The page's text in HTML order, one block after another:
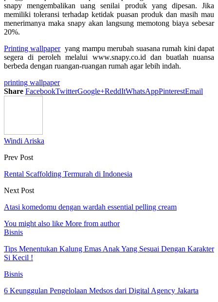
snapy mengembalikan uang senilai produk yang dipesan. Jika
memiliki toleransi terhadap ketidak puasan produk dan masih mau
menerimanya maka snapy akan langsung memotong biaya sebesar
20%.
Printing wallpaperyang mampu merubah suasana rumah kini dapat
segera di peroleh melalui www.snapy.co.id dan buatlah nuansa
berbeda dengan ruangan-ruangan rumah agar lebih indah.
printing wallpaper
Share FacebookTwitterGoogle+ReddItWhatsAppPinterestEmail
Windi Ariska
Prev Post
Rental Scaffolding Termurah di Indonesia
Next Post
Atasi komedomu dengan wardah essential pelling cream
You might also like More from author
Bisnis
Tips Menentukan Kalung Emas Anak Yang Sesuai Dengan Karakter
Si Kecil !
Bisnis
6 Keunggulan Pengelolaan Medsos dari Digital Agency Jakarta